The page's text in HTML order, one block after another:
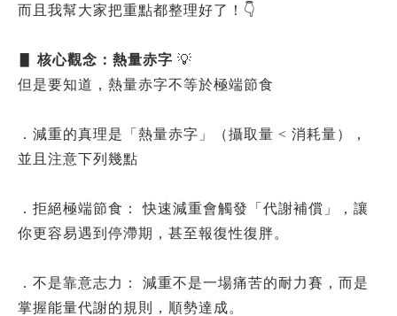
而且我幫大家把重點都整理好了！👇
▋ 核心觀念：熱量赤字 💡
但是要知道，熱量赤字不等於極端節食
．減重的真理是「熱量赤字」（攝取量 < 消耗量），
並且注意下列幾點
．拒絕極端節食： 快速減重會觸發「代謝補償」，讓
你更容易遇到停滯期，甚至報復性復胖。
．不是靠意志力： 減重不是一場痛苦的耐力賽，而是
掌握能量代謝的規則，順勢達成。